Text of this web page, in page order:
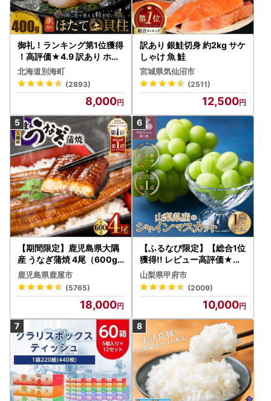
御礼！ランキング第1位獲得
！高評価★4.9 訳あり ホタ
テ 400g（ほたて 帆立 貝柱
冷凍 ）
北海道別海町
(2893)
8,000
訳あり 銀鮭切身 約2kg サケ
しゃけ 魚 鮭
宮城県気仙沼市
(2511)
12,500
【期間限定】鹿児島県大隅
産 うなぎ蒲焼 4尾（600g
） KN007-004-04-cp18
うなぎ 鰻 魚 惣菜 総菜
鹿児島県鹿屋市
(5765)
18,000
【ふるなび限定】【総合1位
獲得!! レビュー高評価★】
〈2026年度配送分〉山梨
県産 シャインマスカット 2
～3房（1.0kg以上）シャイ
ン フルーツ FN-Limited-S
P
山梨県甲府市
(2009)
10,000